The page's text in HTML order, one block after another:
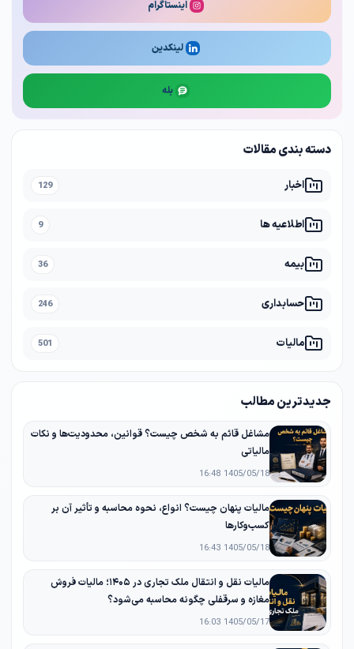
اینستاگرام
لینکدین
بله
دسته بندی مقالات
اخبار 129
اطلاعیه ها 9
بیمه 36
حسابداری 246
مالیات 501
جدیدترین مطالب
مشاغل قائم به شخص چیست؟ قوانین، محدودیت‌ها و نکات
مالیاتی
1405/05/18 16:48
مالیات پنهان چیست؟ انواع، نحوه محاسبه و تأثیر آن بر
کسب‌وکارها
1405/05/18 16:43
مالیات نقل و انتقال ملک تجاری در ۱۴۰۵؛ مالیات فروش
مغازه و سرقفلی چگونه محاسبه می‌شود؟
1405/05/17 16:03